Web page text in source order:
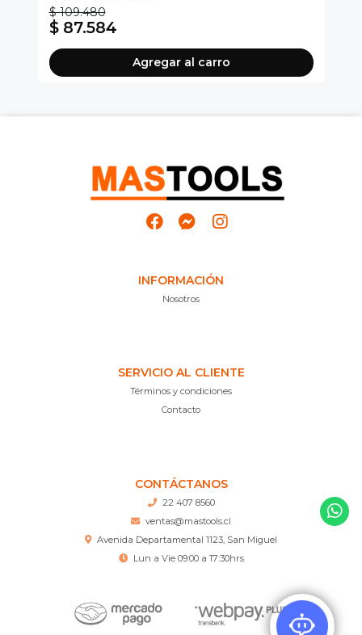
$ 109.480
$ 87.584
Agregar al carro
INFORMACIÓN
Nosotros
SERVICIO AL CLIENTE
Términos y condiciones
Contacto
CONTÁCTANOS
22 407 8560
ventas@mastools.cl
Avenida Departamental 1123, San Miguel
Lun a Vie 09:00 a 17:30hrs